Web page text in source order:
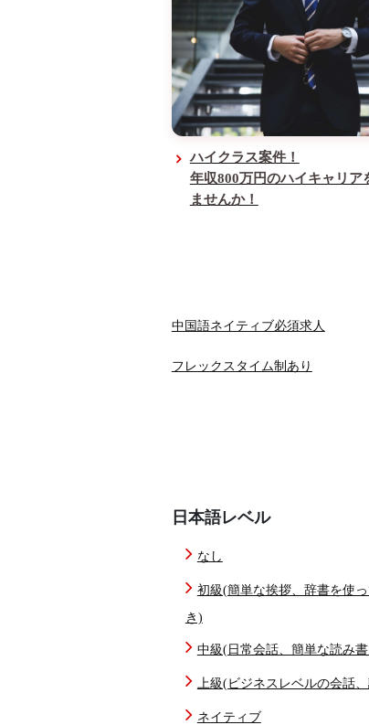
ハイクラス案件！
年収800万円のハイキャリア
ませんか！
中国語ネイティブ必須求人
フレックスタイム制あり
日本語レベル
なし
初級(簡単な挨拶、辞書を使
き)
中級(日常会話、簡単な読み
上級(ビジネスレベルの会話
ネイティブ